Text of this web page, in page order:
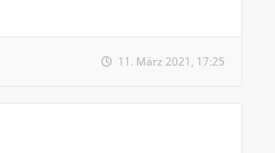
11. März 2021, 17:25